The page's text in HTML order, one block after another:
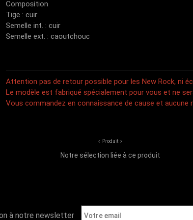
Composition
Tige : cuir
Semelle int. : cuir
Semelle ext. : caoutchouc
Attention pas de retour possible pour les New Rock, ni
Le modèle est fabriqué spécialement pour vous et ne
Vous commandez en connaissance de cause et aucune
Produit
Notre sélection liée à ce produit
à notre newsletter